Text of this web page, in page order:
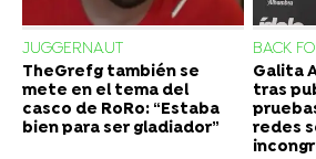
JUGGERNAUT
TheGrefg también se
mete en el tema del
casco de RoRo: “Estaba
bien para ser gladiador”
BACK
Galita
tras
redes